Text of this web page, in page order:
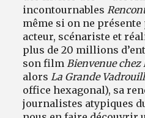
incontournables
même si on ne
acteur, scénariste et
plus de 20 millions
son film Bienvenue chez
alors La Grande
office hexagonal), sa
journalistes atypiques